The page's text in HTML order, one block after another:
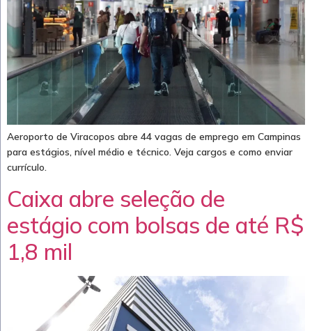
Aeroporto de Viracopos abre 44 vagas de emprego em Campinas
para estágios, nível médio e técnico. Veja cargos e como enviar
currículo.
Caixa abre seleção de
estágio com bolsas de até R$
1,8 mil